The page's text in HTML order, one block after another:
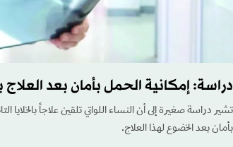
دراسة: إمكانية الحمل بأمان بعد العلاج
تشير دراسة ‌صغيرة إلى أن النساء اللواتي تلقين علاجاً بالخلايا
بأمان بعد الخضوع لهذا العلاج.